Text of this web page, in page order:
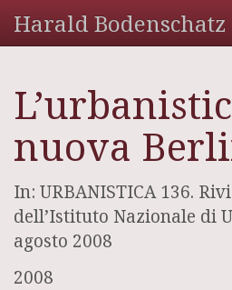
Harald Bodenschatz
nuova
In: URBANISTICA 136.
dell’Istituto Nazionale di
agosto 2008
2008